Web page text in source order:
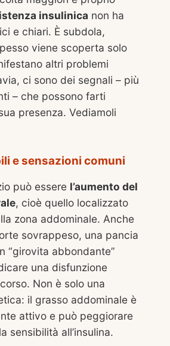
insulinica non ha
e chiari. È subdola,
viene scoperta solo
altri problemi
ci sono dei segnali – più
– che possono farti
presenza. Vediamoli
e sensazioni comuni
può essere l’aumento del
, cioè quello localizzato
zona addominale. Anche
sovrappeso, una pancia
“girovita abbondante”
una disfunzione
Non è solo una
il grasso addominale è
attivo e può peggiorare
sensibilità all’insulina.